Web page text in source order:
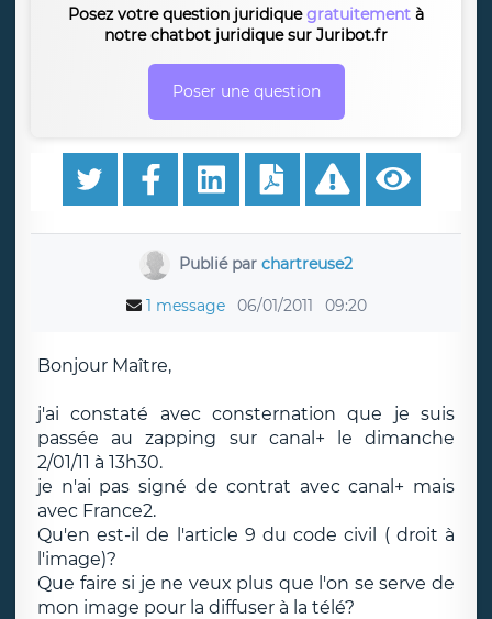
Posez votre question juridiquegratuitement à
notre chatbot juridique sur Juribot.fr
Poser une question
Publié par chartreuse2
1 message 06/01/2011 09:20
Bonjour Maître,
j'ai constaté avec consternation que je suis
passée au zapping sur canal+ le dimanche
2/01/11 à 13h30.
je n'ai pas signé de contrat avec canal+ mais
avec France2.
Qu'en est-il de l'article 9 du code civil ( droit à
l'image)?
Que faire si je ne veux plus que l'on se serve de
mon image pour la diffuser à la télé?